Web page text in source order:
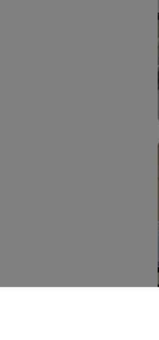
relaksu, spotkań w